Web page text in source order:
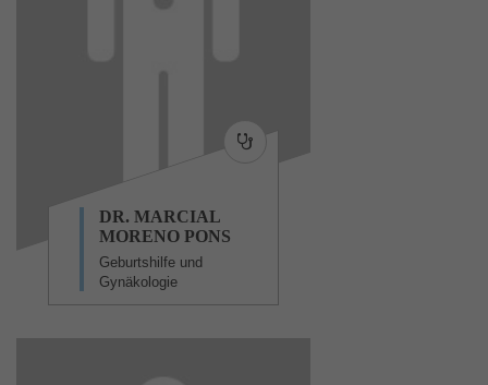
DR. MARCIAL
MORENO PONS
Geburtshilfe und
Gynäkologie